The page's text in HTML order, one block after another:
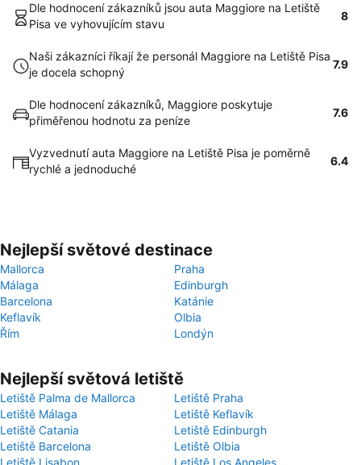
Dle hodnocení zákazníků jsou auta Maggiore na Letiště
Pisa ve vyhovujícím stavu
8
Naši zákazníci říkají že personál Maggiore na Letiště Pisa
je docela schopný
7.9
Dle hodnocení zákazníků, Maggiore poskytuje
přiměřenou hodnotu za peníze
7.6
Vyzvednutí auta Maggiore na Letiště Pisa je poměrně
rychlé a jednoduché
6.4
Nejlepší světové destinace
Mallorca
Praha
Málaga
Edinburgh
Barcelona
Katánie
Keflavík
Olbia
Řím
Londýn
Nejlepší světová letiště
Letiště Palma de Mallorca
Letiště Praha
Letiště Málaga
Letiště Keflavík
Letiště Catania
Letiště Edinburgh
Letiště Barcelona
Letiště Olbia
Letiště Lisabon
Letiště Los Angeles